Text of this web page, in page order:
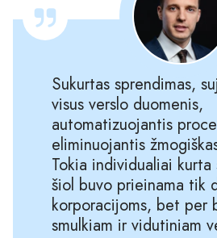
Sukurtas sprendimas,
visus verslo duomenis,
automatizuojantis
eliminuojantis
Tokia individualiai kurta
šiol buvo prieinama tik
korporacijoms, bet per
smulkiam ir vidutiniam